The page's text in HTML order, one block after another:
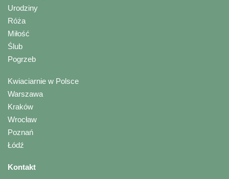
Urodziny
Róża
Miłość
Ślub
Pogrzeb
Kwiaciarnie w Polsce
Warszawa
Kraków
Wrocław
Poznań
Łódź
Kontakt